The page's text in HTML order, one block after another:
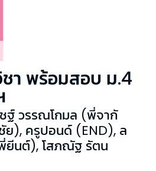
า พร้อมสอบ ม.4
ฐ์ วรรณโกมล (พี่จากั
ย), ครูปอนด์ (END), ล
ยีนต์),โสภณัฐ รัตน